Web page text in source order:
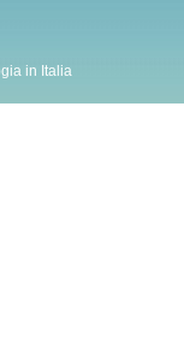
in Italia